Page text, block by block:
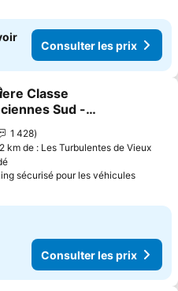
Consulter les prix
à mes favoris
Classe
Sud -
les prix
1 428
km de : Les Turbulentes de Vieux
sécurisé pour les véhicules
Consulter les prix